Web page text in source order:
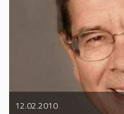
12.02.2010